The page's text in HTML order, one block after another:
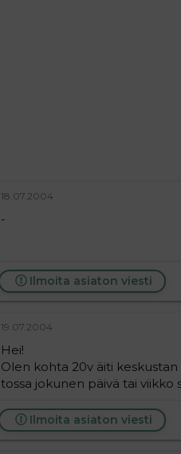
18.07.2004
-
Ilmoita asiaton viesti
19.07.2004
Hei!
Olen kohta 20v äiti
tossa jokunen päivä tai
Ilmoita asiaton viesti